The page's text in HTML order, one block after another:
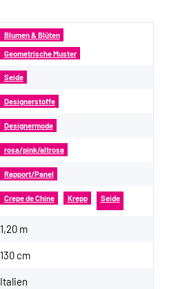
Blumen & Blüten
Geometrische Muster
Seide
Designerstoffe
Designermode
rosa/pink/altrosa
Rapport/Panel
Crepe de Chine Krepp Seide
1,20 m
130 cm
Italien